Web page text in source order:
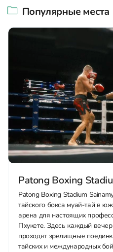
Популярные места
Patong Boxing
Patong Boxing Stadium
тайского бокса муай-тай в
арена для настоящих
Пхукете. Здесь каждый
проходят зрелищные
тайских и международных